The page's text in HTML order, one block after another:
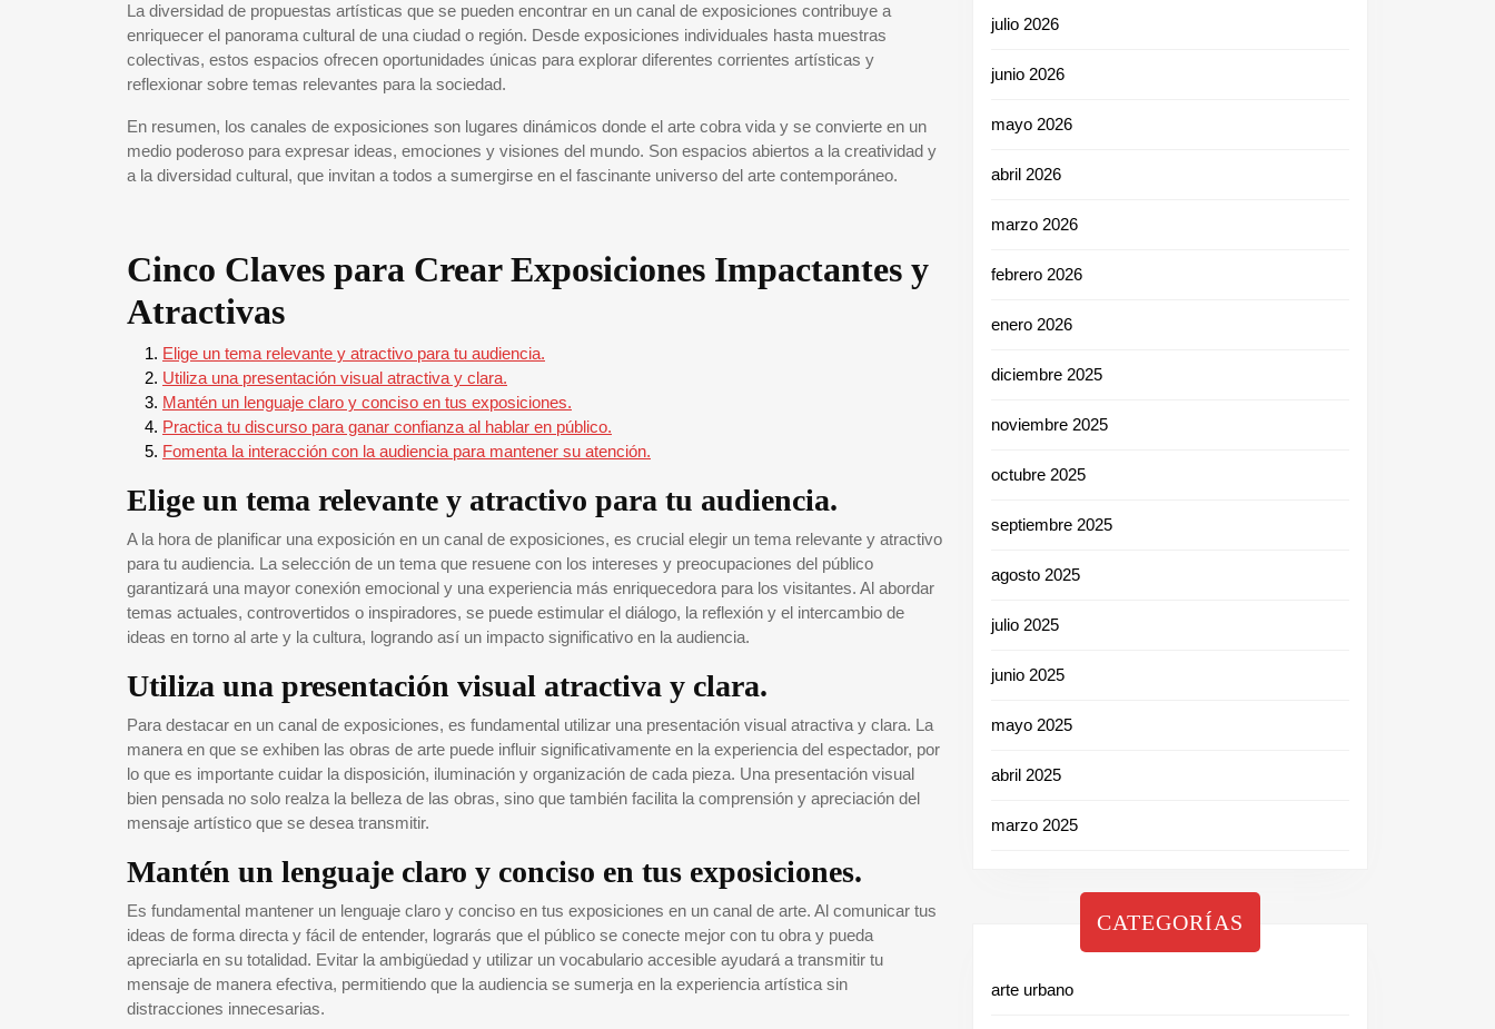
La diversidad de propuestas artísticas que se pueden encontrar en un canal de exposiciones contribuye a
enriquecer el panorama cultural de una ciudad o región. Desde exposiciones individuales hasta muestras
colectivas, estos espacios ofrecen oportunidades únicas para explorar diferentes corrientes artísticas y
reflexionar sobre temas relevantes para la sociedad.
En resumen, los canales de exposiciones son lugares dinámicos donde el arte cobra vida y se convierte en un
medio poderoso para expresar ideas, emociones y visiones del mundo. Son espacios abiertos a la creatividad y
a la diversidad cultural, que invitan a todos a sumergirse en el fascinante universo del arte contemporáneo.
Cinco Claves para Crear Exposiciones Impactantes y
Atractivas
Elige un tema relevante y atractivo para tu audiencia.
Utiliza una presentación visual atractiva y clara.
Mantén un lenguaje claro y conciso en tus exposiciones.
Practica tu discurso para ganar confianza al hablar en público.
Fomenta la interacción con la audiencia para mantener su atención.
Elige un tema relevante y atractivo para tu audiencia.
A la hora de planificar una exposición en un canal de exposiciones, es crucial elegir un tema relevante y atractivo
para tu audiencia. La selección de un tema que resuene con los intereses y preocupaciones del público
garantizará una mayor conexión emocional y una experiencia más enriquecedora para los visitantes. Al abordar
temas actuales, controvertidos o inspiradores, se puede estimular el diálogo, la reflexión y el intercambio de
ideas en torno al arte y la cultura, logrando así un impacto significativo en la audiencia.
Utiliza una presentación visual atractiva y clara.
Para destacar en un canal de exposiciones, es fundamental utilizar una presentación visual atractiva y clara. La
manera en que se exhiben las obras de arte puede influir significativamente en la experiencia del espectador, por
lo que es importante cuidar la disposición, iluminación y organización de cada pieza. Una presentación visual
bien pensada no solo realza la belleza de las obras, sino que también facilita la comprensión y apreciación del
mensaje artístico que se desea transmitir.
Mantén un lenguaje claro y conciso en tus exposiciones.
Es fundamental mantener un lenguaje claro y conciso en tus exposiciones en un canal de arte. Al comunicar tus
ideas de forma directa y fácil de entender, lograrás que el público se conecte mejor con tu obra y pueda
apreciarla en su totalidad. Evitar la ambigüedad y utilizar un vocabulario accesible ayudará a transmitir tu
mensaje de manera efectiva, permitiendo que la audiencia se sumerja en la experiencia artística sin
distracciones innecesarias.
julio 2026
junio 2026
mayo 2026
abril 2026
marzo 2026
febrero 2026
enero 2026
diciembre 2025
noviembre 2025
octubre 2025
septiembre 2025
agosto 2025
julio 2025
junio 2025
mayo 2025
abril 2025
marzo 2025
CATEGORÍAS
arte urbano